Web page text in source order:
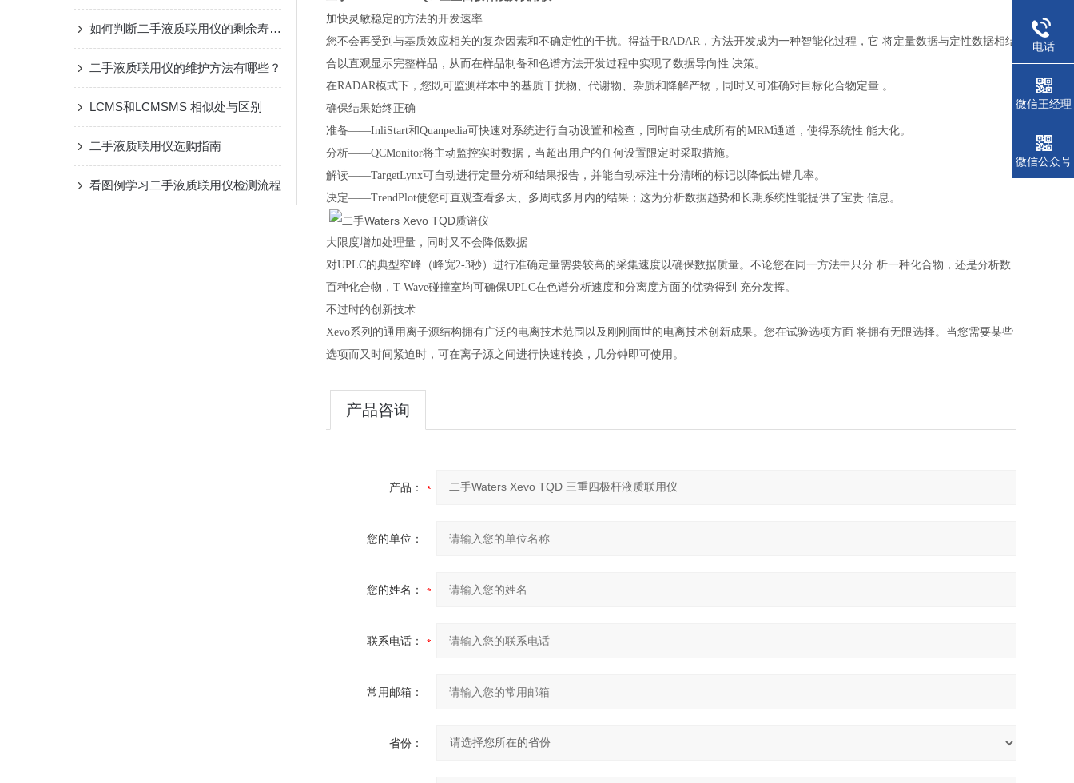
如何判断二手液质联用仪的剩余寿命？
二手液质联用仪的维护方法有哪些？
LCMS和LCMSMS 相似处与区别
二手液质联用仪选购指南
看图例学习二手液质联用仪检测流程
加快灵敏稳定的方法的开发速率
您不会再受到与基质效应相关的复杂因素和不确定性的干扰。得益于RADAR，方法开发成为一种智能化过程，它 将定量数据与定性数据相结
合以直观显示完整样品，从而在样品制备和色谱方法开发过程中实现了数据导向性 决策。
在RADAR模式下，您既可监测样本中的基质干扰物、代谢物、杂质和降解产物，同时又可准确对目标化合物定量 。
确保结果始终正确
准备——InliStart和Quanpedia可快速对系统进行自动设置和检查，同时自动生成所有的MRM通道，使得系统性 能大化。
分析——QCMonitor将主动监控实时数据，当超出用户的任何设置限定时采取措施。
解读——TargetLynx可自动进行定量分析和结果报告，并能自动标注十分清晰的标记以降低出错几率。
决定——TrendPlot使您可直观查看多天、多周或多月内的结果；这为分析数据趋势和长期系统性能提供了宝贵 信息。
大限度增加处理量，同时又不会降低数据
对UPLC的典型窄峰（峰宽2-3秒）进行准确定量需要较高的采集速度以确保数据质量。不论您在同一方法中只分 析一种化合物，还是分析数
百种化合物，T-Wave碰撞室均可确保UPLC在色谱分析速度和分离度方面的优势得到 充分发挥。
不过时的创新技术
Xevo系列的通用离子源结构拥有广泛的电离技术范围以及刚刚面世的电离技术创新成果。您在试验选项方面 将拥有无限选择。当您需要某些
选项而又时间紧迫时，可在离子源之间进行快速转换，几分钟即可使用。
产品咨询
产品：
您的单位：
您的姓名：
联系电话：
常用邮箱：
省份：
电话
微信王经理
微信公众号